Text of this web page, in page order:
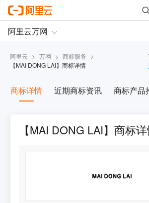
阿里云 > 万网 > 商标服务 >
【MAI DONG LAI】商标详情
商标详情 近期商标资讯 商标产品
【MAI DONG LAI】商标